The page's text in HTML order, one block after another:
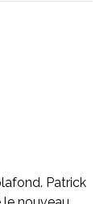
Patrick